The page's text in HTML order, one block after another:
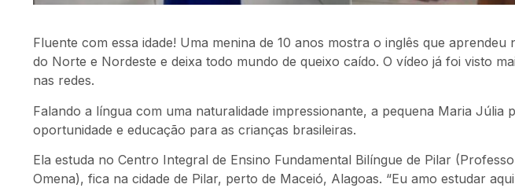
Fluente com essa idade! Uma menina de 10 anos mostra o inglês que aprendeu
do Norte e Nordeste e deixa todo mundo de queixo caído. O vídeo já foi visto
nas redes.
Falando a língua com uma naturalidade impressionante, a pequena Maria Júlia
oportunidade e educação para as crianças brasileiras.
Ela estuda no Centro Integral de Ensino Fundamental Bilíngue de Pilar
Omena), fica na cidade de Pilar, perto de Maceió, Alagoas. “Eu amo estudar